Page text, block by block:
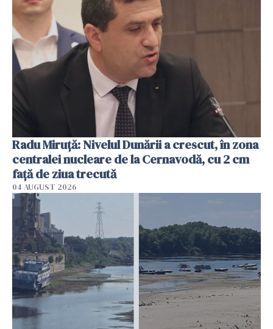
Radu Miruţă: Nivelul Dunării a crescut, în zona
centralei nucleare de la Cernavodă, cu 2 cm
faţă de ziua trecută
04 AUGUST 2026